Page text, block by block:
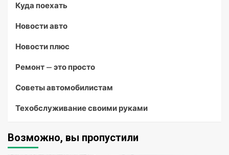
Куда поехать
Новости авто
Новости плюс
Ремонт — это просто
Советы автомобилистам
Техобслуживание своими руками
Возможно, вы пропустили